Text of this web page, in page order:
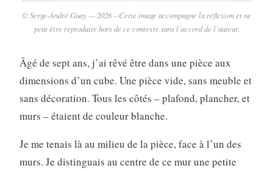
© Serge-André Guay — 2026 – Cette image accompagne la réflexion et ne
peut être reproduite hors de ce contexte sans l’accord de l’auteur.
Âgé de sept ans, j’ai rêvé être dans une pièce aux
dimensions d’un cube. Une pièce vide, sans meuble et
sans décoration. Tous les côtés – plafond, plancher, et
murs – étaient de couleur blanche.
Je me tenais là au milieu de la pièce, face à l’un des
murs. Je distinguais au centre de ce mur une petite